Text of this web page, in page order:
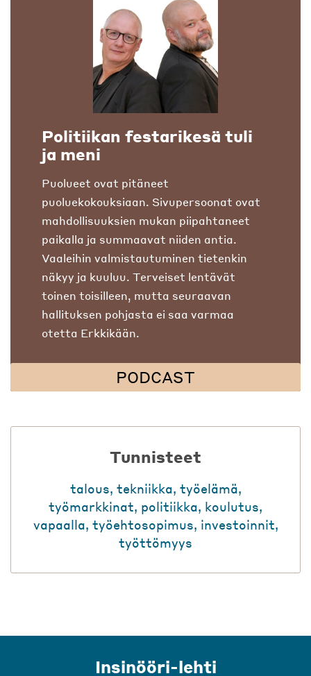
Politiikan festarikesä tuli
ja meni
Puolueet ovat pitäneet
puoluekokouksiaan. Sivupersoonat ovat
mahdollisuuksien mukan piipahtaneet
paikalla ja summaavat niiden antia.
Vaaleihin valmistautuminen tietenkin
näkyy ja kuuluu. Terveiset lentävät
toinen toisilleen, mutta seuraavan
hallituksen pohjasta ei saa varmaa
otetta Erkkikään.
PODCAST
Tunnisteet
talous, tekniikka, työelämä,
työmarkkinat, politiikka, koulutus,
vapaalla, työehtosopimus, investoinnit,
työttömyys
Insinööri-lehti